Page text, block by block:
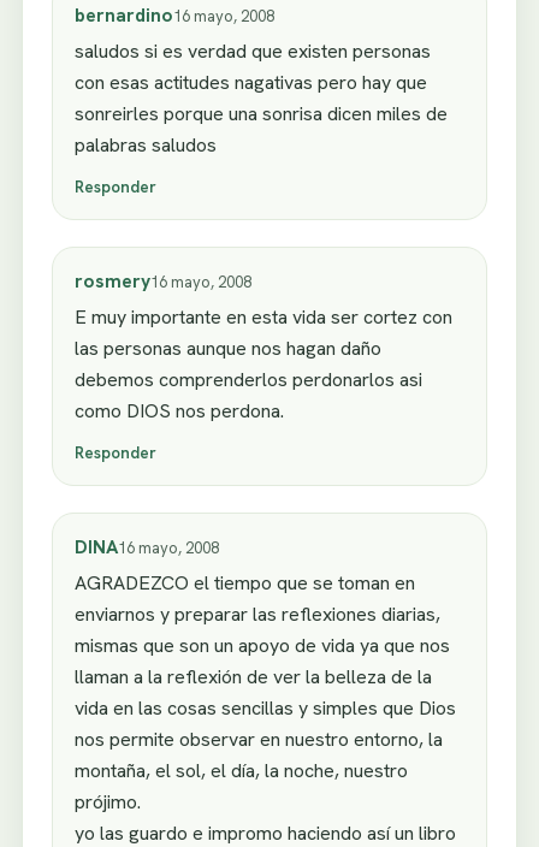
bernardino16 mayo, 2008
saludos si es verdad que existen personas
con esas actitudes nagativas pero hay que
sonreirles porque una sonrisa dicen miles de
palabras saludos
Responder
rosmery16 mayo, 2008
E muy importante en esta vida ser cortez con
las personas aunque nos hagan daño
debemos comprenderlos perdonarlos asi
como DIOS nos perdona.
Responder
DINA16 mayo, 2008
AGRADEZCO el tiempo que se toman en
enviarnos y preparar las reflexiones diarias,
mismas que son un apoyo de vida ya que nos
llaman a la reflexión de ver la belleza de la
vida en las cosas sencillas y simples que Dios
nos permite observar en nuestro entorno, la
montaña, el sol, el día, la noche, nuestro
prójimo.
yo las guardo e impromo haciendo así un libro